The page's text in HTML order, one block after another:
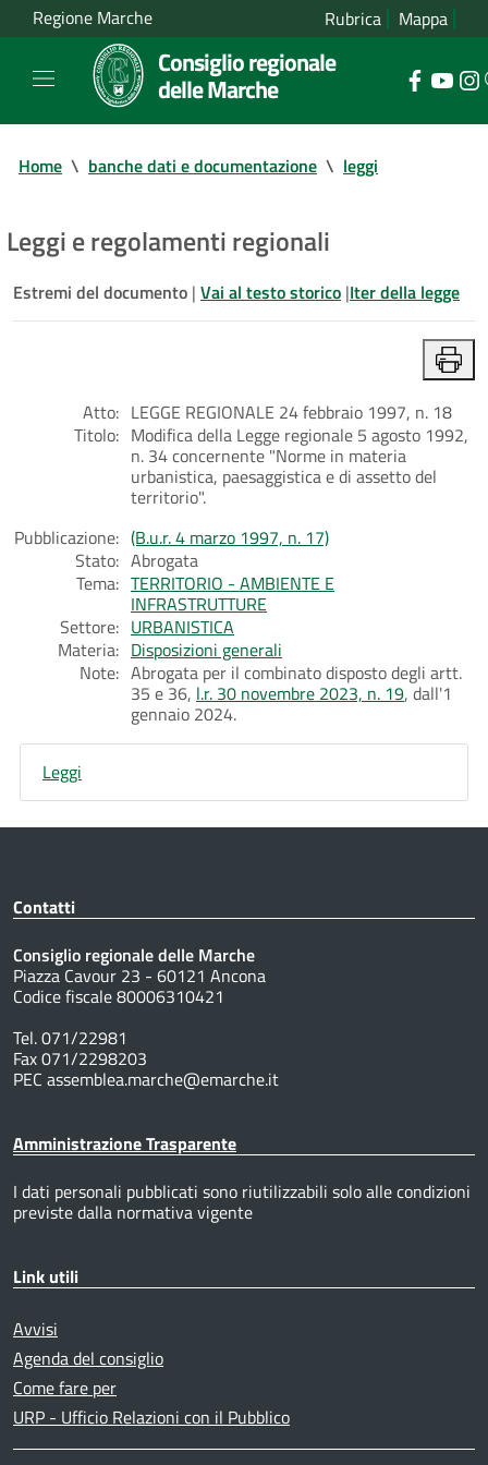
Regione Marche Rubrica Mappa
Consiglio regionale
delle Marche
Home \ banche dati e documentazione \ leggi
Leggi e regolamenti regionali
Estremi del documento | Vai al testo storico |Iter della legge
Atto: LEGGE REGIONALE 24 febbraio 1997, n. 18
Titolo: Modifica della Legge regionale 5 agosto 1992,
n. 34 concernente "Norme in materia
urbanistica, paesaggistica e di assetto del
territorio".
Pubblicazione: (B.u.r. 4 marzo 1997, n. 17)
Stato: Abrogata
Tema: TERRITORIO - AMBIENTE E
INFRASTRUTTURE
Settore: URBANISTICA
Materia: Disposizioni generali
Note: Abrogata per il combinato disposto degli artt.
35 e 36, l.r. 30 novembre 2023, n. 19, dall'1
gennaio 2024.
Leggi
Contatti
Consiglio regionale delle Marche
Piazza Cavour 23 - 60121 Ancona
Codice fiscale 80006310421
Tel. 071/22981
Fax 071/2298203
PEC assemblea.marche@emarche.it
Amministrazione Trasparente
I dati personali pubblicati sono riutilizzabili solo alle condizioni
previste dalla normativa vigente
Link utili
Avvisi
Agenda del consiglio
Come fare per
URP - Ufficio Relazioni con il Pubblico